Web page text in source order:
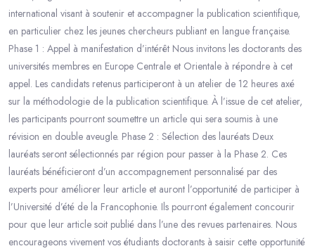
international visant à soutenir et accompagner la publication scientifique,
en particulier chez les jeunes chercheurs publiant en langue française.
Phase 1 : Appel à manifestation d’intérêt Nous invitons les doctorants des
universités membres en Europe Centrale et Orientale à répondre à cet
appel. Les candidats retenus participeront à un atelier de 12 heures axé
sur la méthodologie de la publication scientifique. À l’issue de cet atelier,
les participants pourront soumettre un article qui sera soumis à une
révision en double aveugle. Phase 2 : Sélection des lauréats Deux
lauréats seront sélectionnés par région pour passer à la Phase 2. Ces
lauréats bénéficieront d’un accompagnement personnalisé par des
experts pour améliorer leur article et auront l’opportunité de participer à
l’Université d’été de la Francophonie. Ils pourront également concourir
pour que leur article soit publié dans l’une des revues partenaires. Nous
encourageons vivement vos étudiants doctorants à saisir cette opportunité